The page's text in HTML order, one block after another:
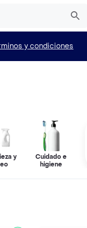
y condiciones
y
Cuidado e
higiene